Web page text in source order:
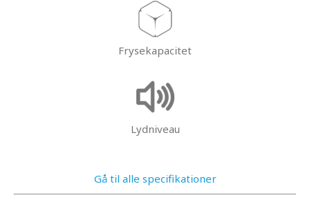
Frysekapacitet
Lydniveau
Gå til alle specifikationer